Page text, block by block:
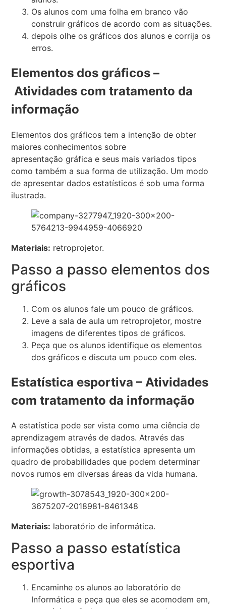
Os alunos com uma folha em branco vão
construir gráficos de acordo com as situações.
depois olhe os gráficos dos alunos e corrija os
erros.
Elementos dos gráficos –
Atividades com tratamento da
informação
Elementos dos gráficos tem a intenção de obter
maiores conhecimentos sobre
apresentação gráfica e seus mais variados tipos
como também a sua forma de utilização. Um modo
de apresentar dados estatísticos é sob uma forma
ilustrada.
Materiais: retroprojetor.
Passo a passo elementos dos
gráficos
Com os alunos fale um pouco de gráficos.
Leve a sala de aula um retroprojetor, mostre
imagens de diferentes tipos de gráficos.
Peça que os alunos identifique os elementos
dos gráficos e discuta um pouco com eles.
Estatística esportiva – Atividades
com tratamento da informação
A estatística pode ser vista como uma ciência de
aprendizagem através de dados. Através das
informações obtidas, a estatística apresenta um
quadro de probabilidades que podem determinar
novos rumos em diversas áreas da vida humana.
Materiais: laboratório de informática.
Passo a passo estatística
esportiva
Encaminhe os alunos ao laboratório de
Informática e peça que eles se acomodem em,